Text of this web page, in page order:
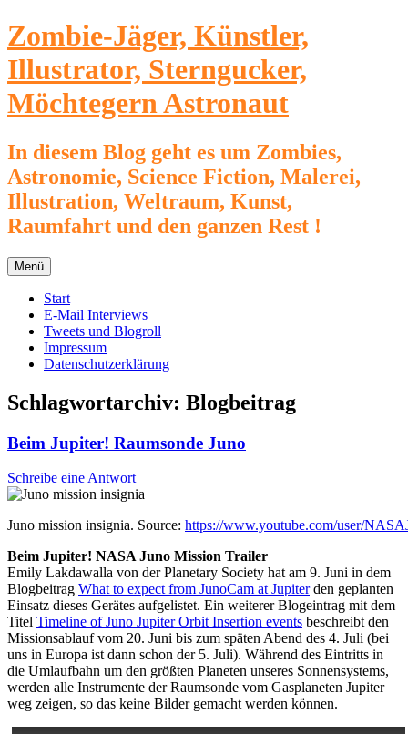
Zum
Inhalt
springen
Zombie-Jäger, Künstler,
Illustrator, Sterngucker,
Möchtegern Astronaut
In diesem Blog geht es um Zombies,
Astronomie, Science Fiction, Malerei,
Illustration, Weltraum, Kunst,
Raumfahrt und den ganzen Rest !
Menü
Start
E-Mail Interviews
Tweets und Blogroll
Impressum
Datenschutzerklärung
Schlagwortarchiv: Blogbeitrag
Beim Jupiter! Raumsonde Juno
Schreibe eine Antwort
Juno mission insignia. Source: https://www.youtube.com/user/
Beim Jupiter! NASA Juno Mission Trailer
Emily Lakdawalla von der Planetary Society hat am 9. Juni in dem
Blogbeitrag What to expect from JunoCam at Jupiterden geplanten
Einsatz dieses Gerätes aufgelistet. Ein weiterer Blogeintrag mit dem
Titel Timeline of Juno Jupiter Orbit Insertion events beschreibt den
Missionsablauf vom 20. Juni bis zum späten Abend des 4. Juli (bei
uns in Europa ist dann schon der 5. Juli). Während des Eintritts in
die Umlaufbahn um den größten Planeten unseres Sonnensystems,
werden alle Instrumente der Raumsonde vom Gasplaneten Jupiter
weg zeigen, so das keine Bilder gemacht werden können.